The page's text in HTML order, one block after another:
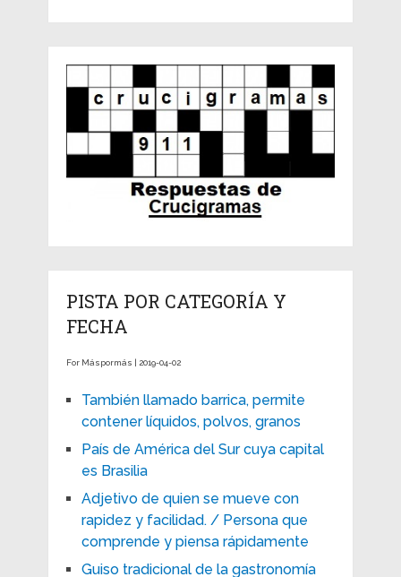
PISTA POR CATEGORÍA Y
FECHA
For Máspormás | 2019-04-02
También llamado barrica, permite
contener líquidos, polvos, granos
País de América del Sur cuya capital
es Brasilia
Adjetivo de quien se mueve con
rapidez y facilidad. / Persona que
comprende y piensa rápidamente
Guiso tradicional de la gastronomía